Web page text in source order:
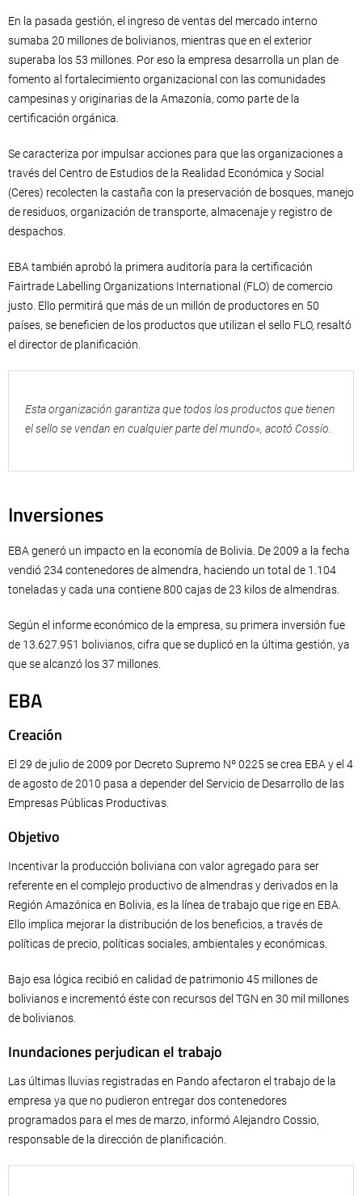
En la pasada gestión, el ingreso de ventas del mercado interno
sumaba 20 millones de bolivianos, mientras que en el exterior
superaba los 53 millones. Por eso la empresa desarrolla un plan de
fomento al fortalecimiento organizacional con las comunidades
campesinas y originarias de la Amazonía, como parte de la
certificación orgánica.
Se caracteriza por impulsar acciones para que las organizaciones a
través del Centro de Estudios de la Realidad Económica y Social
(Ceres) recolecten la castaña con la preservación de bosques, manejo
de residuos, organización de transporte, almacenaje y registro de
despachos.
EBA también aprobó la primera auditoría para la certificación
Fairtrade Labelling Organizations International (FLO) de comercio
justo. Ello permitirá que más de un millón de productores en 50
países, se beneficien de los productos que utilizan el sello FLO, resaltó
el director de planificación.
Esta organización garantiza que todos los productos que tienen
el sello se vendan en cualquier parte del mundo», acotó Cossío.
Inversiones
EBA generó un impacto en la economía de Bolivia. De 2009 a la fecha
vendió 234 contenedores de almendra, haciendo un total de 1.104
toneladas y cada una contiene 800 cajas de 23 kilos de almendras.
Según el informe económico de la empresa, su primera inversión fue
de 13.627.951 bolivianos, cifra que se duplicó en la última gestión, ya
que se alcanzó los 37 millones.
EBA
Creación
El 29 de julio de 2009 por Decreto Supremo Nº 0225 se crea EBA y el 4
de agosto de 2010 pasa a depender del Servicio de Desarrollo de las
Empresas Públicas Productivas.
Objetivo
Incentivar la producción boliviana con valor agregado para ser
referente en el complejo productivo de almendras y derivados en la
Región Amazónica en Bolivia, es la línea de trabajo que rige en EBA.
Ello implica mejorar la distribución de los beneficios, a través de
políticas de precio, políticas sociales, ambientales y económicas.
Bajo esa lógica recibió en calidad de patrimonio 45 millones de
bolivianos e incrementó éste con recursos del TGN en 30 mil millones
de bolivianos.
Inundaciones perjudican el trabajo
Las últimas lluvias registradas en Pando afectaron el trabajo de la
empresa ya que no pudieron entregar dos contenedores
programados para el mes de marzo, informó Alejandro Cossio,
responsable de la dirección de planificación.